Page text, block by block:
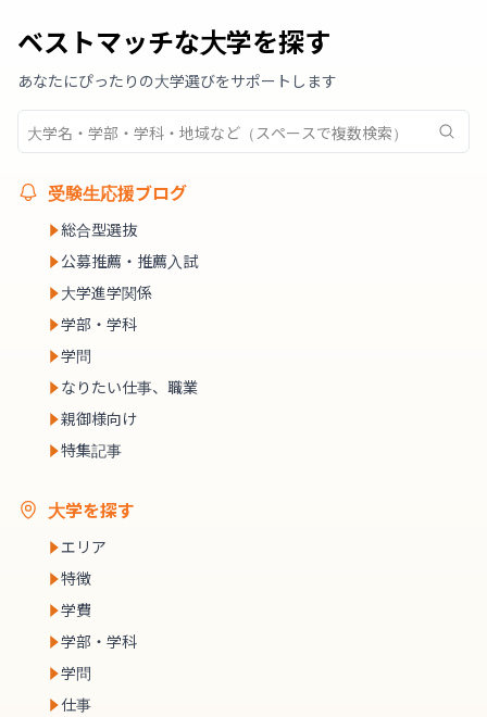
ベストマッチな大学を探す
あなたにぴったりの大学選びをサポートします
受験生応援ブログ
総合型選抜
公募推薦・推薦入試
大学進学関係
学部・学科
学問
なりたい仕事、職業
親御様向け
特集記事
大学を探す
エリア
特徴
学費
学部・学科
学問
仕事